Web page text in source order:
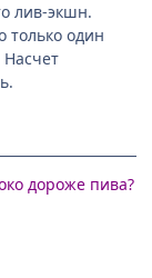
лив-экшн.
только один
дороже пива?